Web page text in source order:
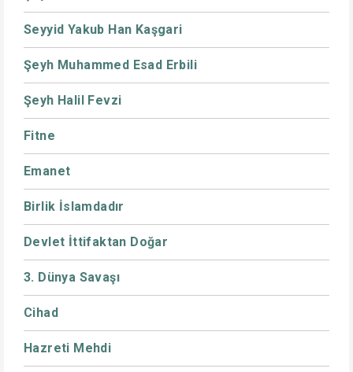
Seyyid Yakub Han Kaşgari
Şeyh Muhammed Esad Erbili
Şeyh Halil Fevzi
Fitne
Emanet
Birlik İslamdadır
Devlet İttifaktan Doğar
3. Dünya Savaşı
Cihad
Hazreti Mehdi